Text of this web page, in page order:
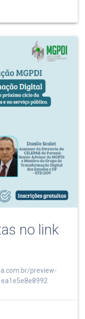
no link
preview-